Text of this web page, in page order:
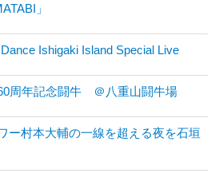
」
Ishigaki Island Special Live
周年記念闘牛 ＠八重山闘牛場
ー村本大輔の一線を超える夜を石垣